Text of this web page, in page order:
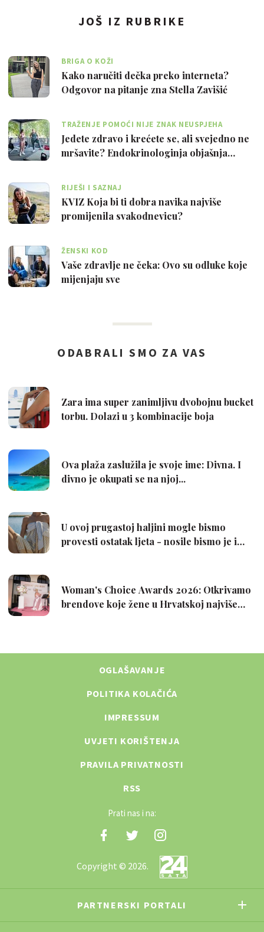
JOŠ IZ RUBRIKE
BRIGA O KOŽI
Kako naručiti dečka preko interneta?
Odgovor na pitanje zna Stella Zavišić
TRAŽENJE POMOĆI NIJE ZNAK NEUSPJEHA
Jedete zdravo i krećete se, ali svejedno ne
mršavite? Endokrinologinja objašnja…
RIJEŠI I SAZNAJ
KVIZ Koja bi ti dobra navika najviše
promijenila svakodnevicu?
ŽENSKI KOD
Vaše zdravlje ne čeka: Ovo su odluke koje
mijenjaju sve
OGLAŠAVANJE
POLITIKA KOLAČIĆA
IMPRESSUM
UVJETI KORIŠTENJA
PRAVILA PRIVATNOSTI
RSS
Prati nas i na:
Copyright © 2026.
PARTNERSKI PORTALI